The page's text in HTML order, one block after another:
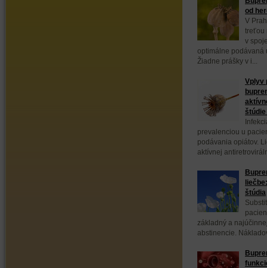
od
V
treťou
v
optimálne podávaná
Žiadne prášky v i...
Vplyv
štúdie
prevalenciou u
podávania opiátov.
aktívnej
štúdia
základný a
abstinencie.